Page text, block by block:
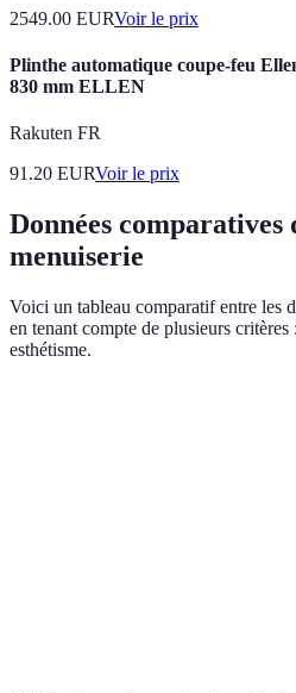
2549.00 EURVoir le prix
Plinthe automatique coupe-feu
830 mm ELLEN
Rakuten FR
91.20 EURVoir le prix
Données comparatives
menuiserie
Voici un tableau comparatif entre les
en tenant compte de plusieurs
esthétisme.